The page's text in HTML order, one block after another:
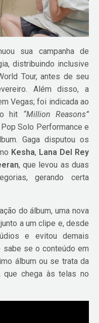
sua campanha de
distribuindo inclusive
Tour, antes de seu
Além disso, a
Vegas; foi indicada ao
hit “Million Reasons”
Solo Performance e
Gaga disputou os
Kesha, Lana Del Rey
, que levou as duas
gerando certa
do álbum, uma nova
a um clipe e, desde
e evitou demais
sabe se o conteúdo em
álbum ou se trata da
que chega às telas no